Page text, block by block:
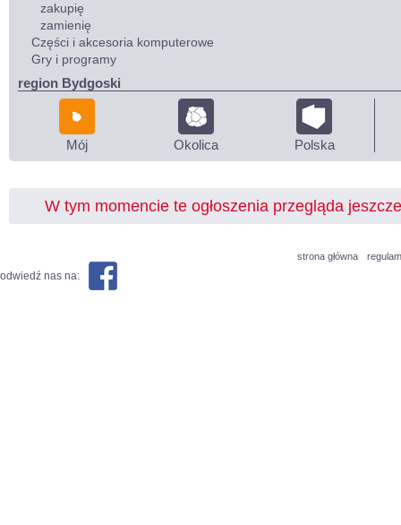
zakupię
zamienię
Części i akcesoria komputerowe
Gry i programy
region Bydgoski
Mój Okolica Polska
W tym momencie te ogłoszenia przegląda
strona główna
odwiedź nas na: